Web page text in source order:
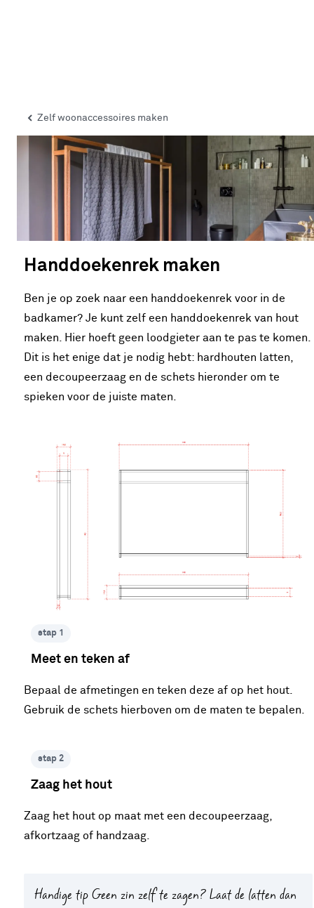
Zelf woonaccessoires maken
Handdoekenrek maken
Ben je op zoek naar een handdoekenrek voor in de
badkamer? Je kunt zelf een handdoekenrek van hout
maken. Hier hoeft geen loodgieter aan te pas te komen.
Dit is het enige dat je nodig hebt: hardhouten latten,
een decoupeerzaag en de schets hieronder om te
spieken voor de juiste maten.
stap 1
Meet en teken af
Bepaal de afmetingen en teken deze af op het hout.
Gebruik de schets hierboven om de maten te bepalen.
stap 2
Zaag het hout
Zaag het hout op maat met een decoupeerzaag,
afkortzaag of handzaag.
Handige tipGeen zin zelf te zagen? Laat de latten dan